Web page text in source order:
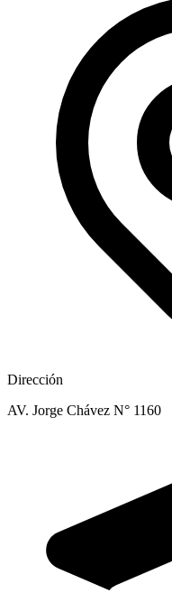
Dirección
AV. Jorge Chávez N° 1160